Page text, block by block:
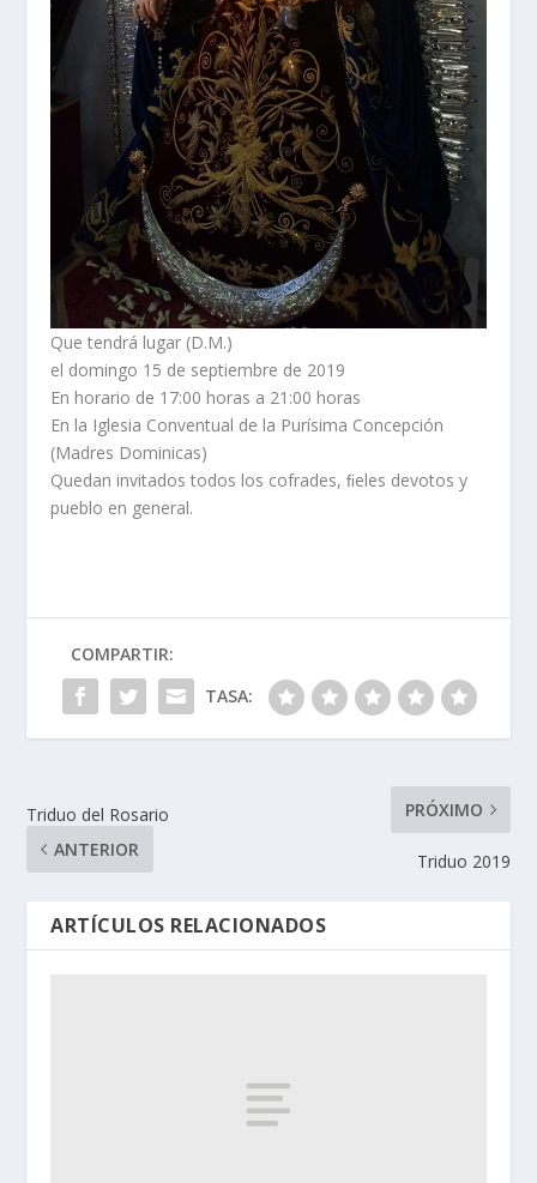
Que tendrá lugar (D.M.)
el domingo 15 de septiembre de 2019
En horario de 17:00 horas a 21:00 horas
En la Iglesia Conventual de la Purísima Concepción
(Madres Dominicas)
Quedan invitados todos los cofrades, ﬁeles devotos y
pueblo en general.
COMPARTIR:
TASA:
Triduo del Rosario
ANTERIOR
PRÓXIMO
Triduo 2019
ARTÍCULOS RELACIONADOS